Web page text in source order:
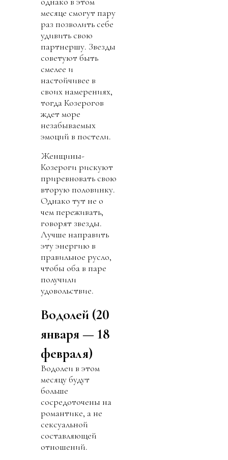
месяце смогут пару
раз позволить себе
удивить свою
партнершу. Звезды
советуют быть
смелее и
настойчивее в
своих намерениях,
тогда Козерогов
ждет море
незабываемых
эмоций в постели.
Женщины-
Козероги рискуют
приревновать свою
вторую половинку.
Однако тут не о
чем переживать,
говорят звезды.
Лучше направить
эту энергию в
правильное русло,
чтобы оба в паре
получили
удовольствие.
Водолей (20
января — 18
февраля)
Водолеи в этом
месяцу будут
больше
сосредоточены на
романтике, а не
сексуальной
составляющей
отношений.